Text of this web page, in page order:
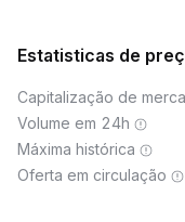
Estatisticas de
Capitalização de
Volume em 24h
Máxima histórica
Oferta em circulação